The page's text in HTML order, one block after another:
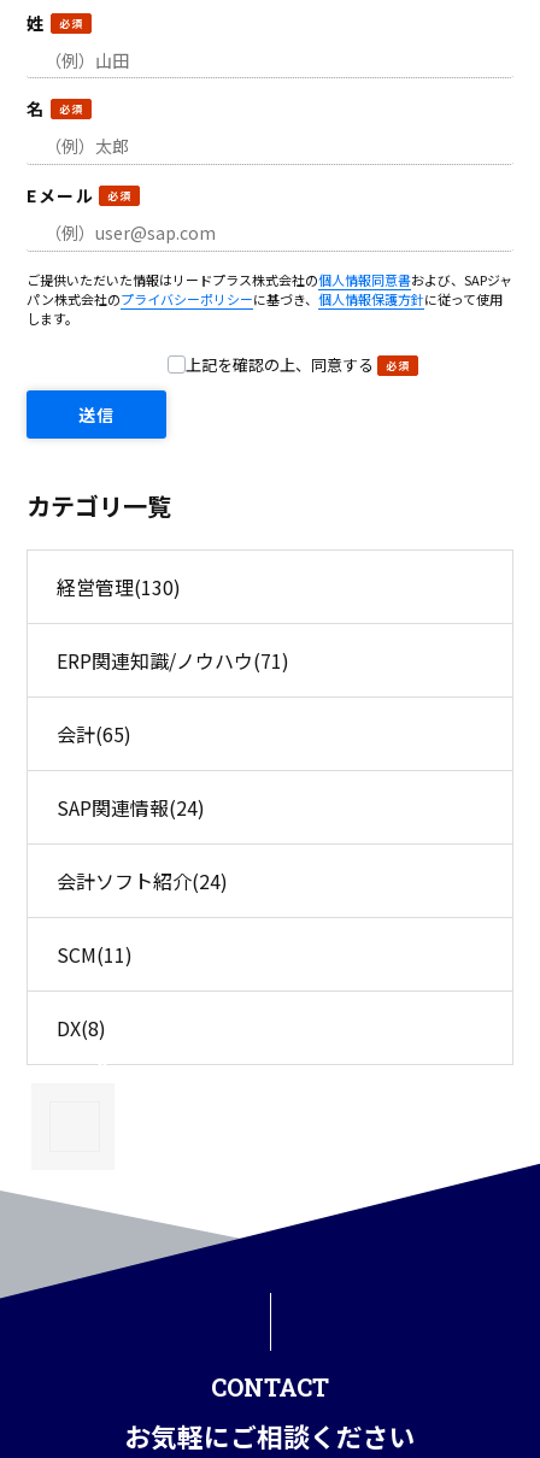
姓
名
Eメール
ご提供いただいた情報はリードプラス株式会社の個人情報同意書および、SAPジャ
パン株式会社のプライバシーポリシーに基づき、個人情報保護方針に従って使用
します。
上記を確認の上、同意する
カテゴリ一覧
経営管理(130)
ERP関連知識/ノウハウ(71)
会計(65)
SAP関連情報(24)
会計ソフト紹介(24)
SCM(11)
DX(8)
×
CONTACT
お気軽にご相談ください